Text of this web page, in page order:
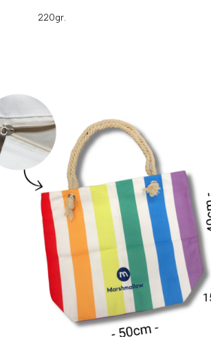
220gr.